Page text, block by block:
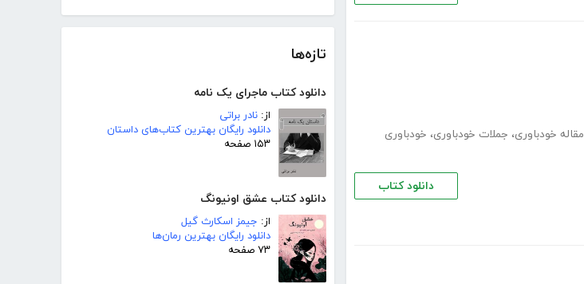
تازه‌ها
دانلود کتاب ماجرای یک نامه
از: نادر براتی
دانلود رایگان بهترین کتاب‌های داستان
۱۵۳ صفحه
دانلود کتاب عشق اونیونگ
از: جیمز اسکارث گیل
دانلود رایگان بهترین رمان‌ها
۷۳ صفحه
مقاله خودباوری، جملات خودباوری، خودباوری
دانلود کتاب